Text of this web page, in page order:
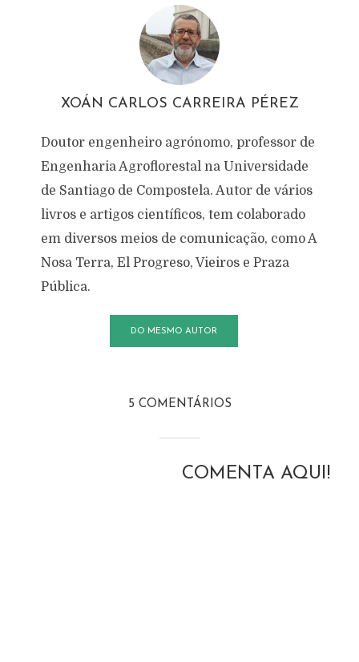
XOÁN CARLOS CARREIRA PÉREZ
Doutor engenheiro agrónomo, professor de
Engenharia Agroflorestal na Universidade
de Santiago de Compostela. Autor de vários
livros e artigos científicos, tem colaborado
em diversos meios de comunicação, como A
Nosa Terra, El Progreso, Vieiros e Praza
Pública.
DO MESMO AUTOR
5 COMENTÁRIOS
COMENTA AQUI!